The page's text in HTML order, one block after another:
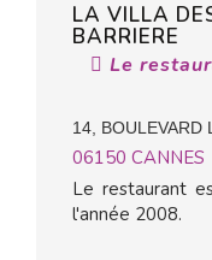
LA VILLA
BARRIERE
Le
14, BOULEVARD
06150 CANNES
Le restaurant
l'année 2008.